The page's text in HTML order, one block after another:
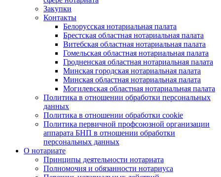
Закупки
Контакты
Белорусская нотариальная палата
Брестская областная нотариальная палата
Витебская областная нотариальная палата
Гомельская областная нотариальная палата
Гродненская областная нотариальная палата
Минская городская нотариальная палата
Минская областная нотариальная палата
Могилевская областная нотариальная палата
Политика в отношении обработки персональных
данных
Политика в отношении обработки cookie
Политика первичной профсоюзной организации
аппарата БНП в отношении обработки
персональных данных
О нотариате
Принципы деятельности нотариата
Полномочия и обязанности нотариуса